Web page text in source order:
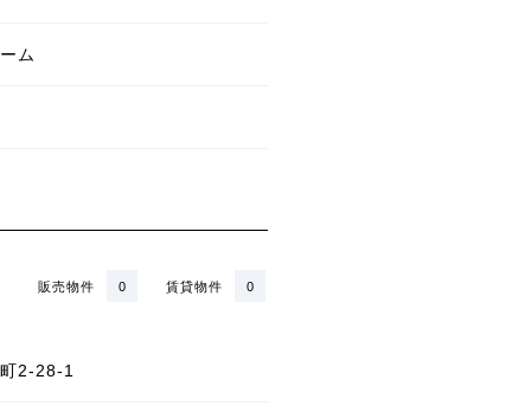
ム
賃貸物件 0
販売物件 0
2-28-1